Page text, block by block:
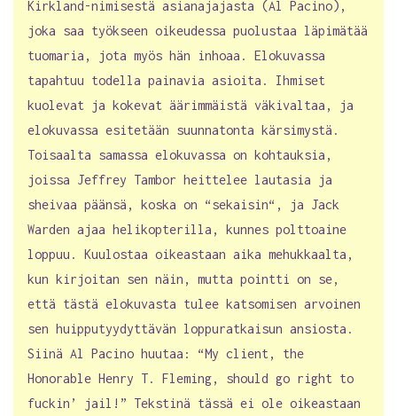
Kirkland-nimisestä asianajajasta (Al Pacino),
joka saa työkseen oikeudessa puolustaa läpimätää
tuomaria, jota myös hän inhoaa. Elokuvassa
tapahtuu todella painavia asioita. Ihmiset
kuolevat ja kokevat äärimmäistä väkivaltaa, ja
elokuvassa esitetään suunnatonta kärsimystä.
Toisaalta samassa elokuvassa on kohtauksia,
joissa Jeffrey Tambor heittelee lautasia ja
sheivaa päänsä, koska on “sekaisin“, ja Jack
Warden ajaa helikopterilla, kunnes polttoaine
loppuu. Kuulostaa oikeastaan aika mehukkaalta,
kun kirjoitan sen näin, mutta pointti on se,
että tästä elokuvasta tulee katsomisen arvoinen
sen huipputyydyttävän loppuratkaisun ansiosta.
Siinä Al Pacino huutaa: “My client, the
Honorable Henry T. Fleming, should go right to
fuckin’ jail!” Tekstinä tässä ei ole oikeastaan